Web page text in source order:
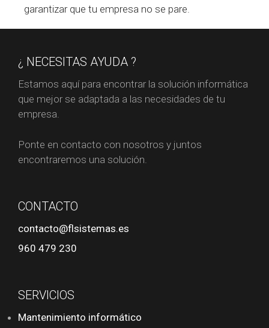
garantizar que tu empresa no se pare.
¿ NECESITAS AYUDA ?
Estamos aquí para encontrar la solución informática
que mejor se adaptada a las necesidades de tu
empresa.
Ponte en contacto con nosotros y juntos
encontraremos una solución.
CONTACTO
contacto@flsistemas.es
960 479 230
SERVICIOS
Mantenimiento informático